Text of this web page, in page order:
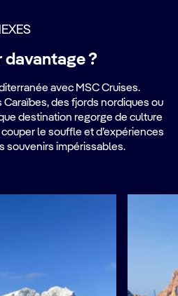
davantage ?
avec MSC Cruises.
Caraïbes, des fjords nordiques ou
destination regorge de culture
le souffle et d’expériences
souvenirs impérissables.